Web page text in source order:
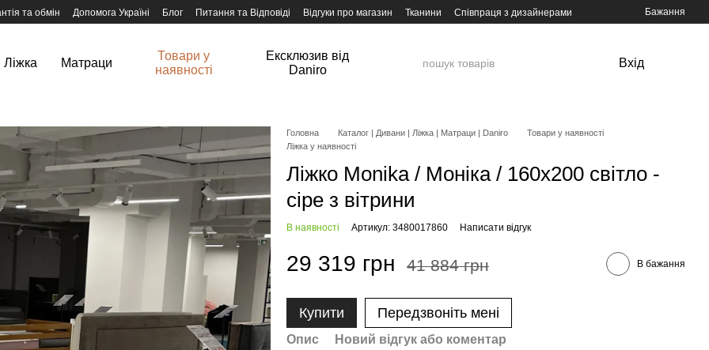
та обмін Допомога Україні Блог Питання та Відповіді Відгуки про магазин Тканини Співпраця з дизайнерами Бажання
Ліжка Матраци
Товари у
наявності
Ексклюзив від
Daniro
Вхід
Головна Каталог | Дивани | Ліжка | Матраци | Daniro
Товари у наявності
Ліжка у наявності
Ліжко Monika / Моніка / 160х200 світло -
сіре з вітрини
В наявності Артикул: 3480017860 Написати відгук
29 319 грн 41 884 грн В бажання
Купити Передзвоніть мені
Опис Новий відгук або коментар